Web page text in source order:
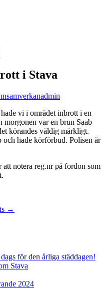
i Stava
admin
vi i området inbrott i en
morgonen var en brun Saab
körandes väldig märkligt.
och hade körförbud. Polisen är
notera reg.nr på fordon som
→
för den årliga städdagen!
Stava
2024